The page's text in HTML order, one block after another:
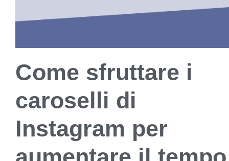
Come sfruttare i
caroselli di
Instagram per